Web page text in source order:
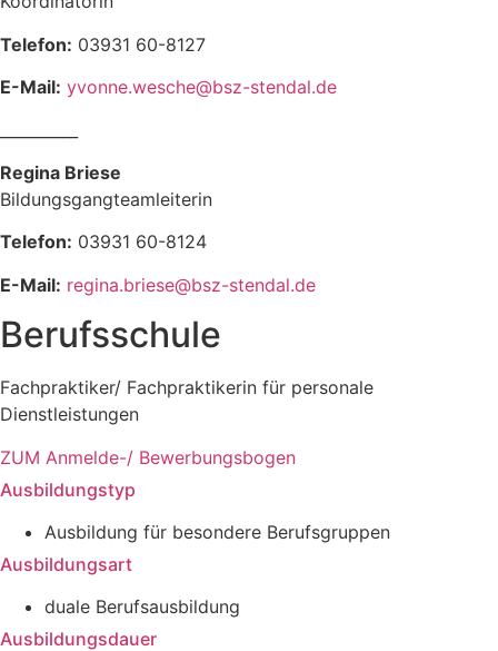
Telefon: 03931 60-8127
E-Mail: yvonne.wesche@bsz-stendal.de
Regina Briese
Bildungsgangteamleiterin
Telefon: 03931 60-8124
E-Mail: regina.briese@bsz-stendal.de
Berufsschule
Fachpraktiker/ Fachpraktikerin für personale
Dienstleistungen
ZUM Anmelde-/ Bewerbungsbogen
Ausbildungstyp
Ausbildung für besondere Berufsgruppen
Ausbildungsart
duale Berufsausbildung
Ausbildungsdauer